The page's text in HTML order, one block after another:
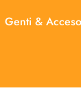
Genti &